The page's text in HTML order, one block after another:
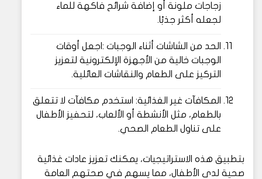
زجاجات ملونة أو إضافة شرائح فاكهة للماء
لجعله أكثر جذبًا.
الحد من الشاشات أثناء الوجبات :اجعل أوقات
الوجبات خالية من الأجهزة الإلكترونية لتعزيز
التركيز على الطعام والنقاشات العائلية.
المكافآت غير الغذائية: استخدم مكافآت لا تتعلق
بالطعام، مثل الأنشطة أو الألعاب، لتحفيز الأطفال
على تناول الطعام الصحي.
بتطبيق هذه الاستراتيجيات، يمكنك تعزيز عادات غذائية
صحية لدى الأطفال، مما يسهم في صحتهم العامة